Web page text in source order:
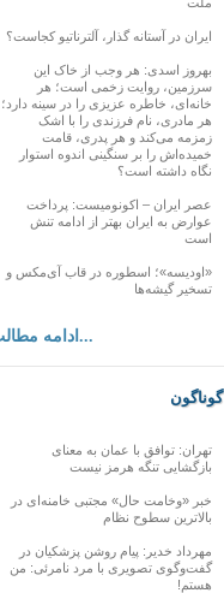
ایران در آستانه گذار، آلترناتیو کجاست؟
بهروز اسدی: هر وجب از خاک‌ این
سرزمین، روایت زخمی است؛ هر
خانه‌ای، خاطره عزیزی را در سینه دارد؛
هر مادری، نام فرزندی را با اشک
زمزمه می‌کند و هر پدری، قامت
خمیده‌اش را بر سنگینی اندوه استوار
نگاه داشته است؟
عصر ایران – اکونومیست: پرداخت
عوارض به ایران بهتر از ادامه تنش
است
«اودیسه»؛ اسطوره در قاب آی‌مکس و
تسخیر گیشه‌ها
ادامه مطالب...
گوناگون
تهران: توافق با عمان به معنای
بازگشایی تنگه هرمز نیست
خبر «وخامت حال» مجتبی خامنه‌ای در
بالاترین سطوح نظام
مهرداد خدیر: پیام روشن پزشکیان در
گفت‌و‌گوی تصویری با مرد نامرئی: من
هستم!